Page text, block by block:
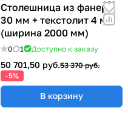
Столешница из фанеры
30 мм + текстолит 4 мм
(ширина 2000 мм)
0 1 Доступно к заказу
50 701,50 руб.53 370 руб.
-5%
В корзину